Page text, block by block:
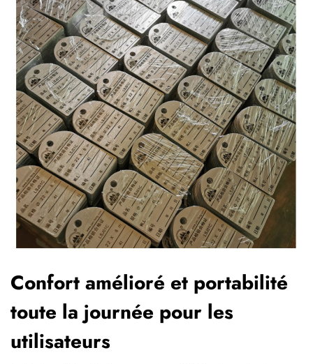
Confort amélioré et portabilité
toute la journée pour les
utilisateurs